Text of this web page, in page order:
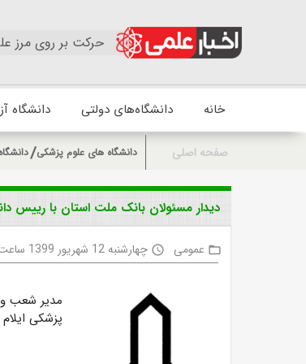
حرکت بر روی مرز
خانه دانشگاه‌های دولتی دانشگاه
صفحه اصلی دانشگاه های علوم پزشکی
دیدار مسئولان بانک ملت استان با رییس
folder_open عمومی access_time چهارشنبه 12 شهریور 1399 ساعت 6:43
مدیر شعب و
پزشکی